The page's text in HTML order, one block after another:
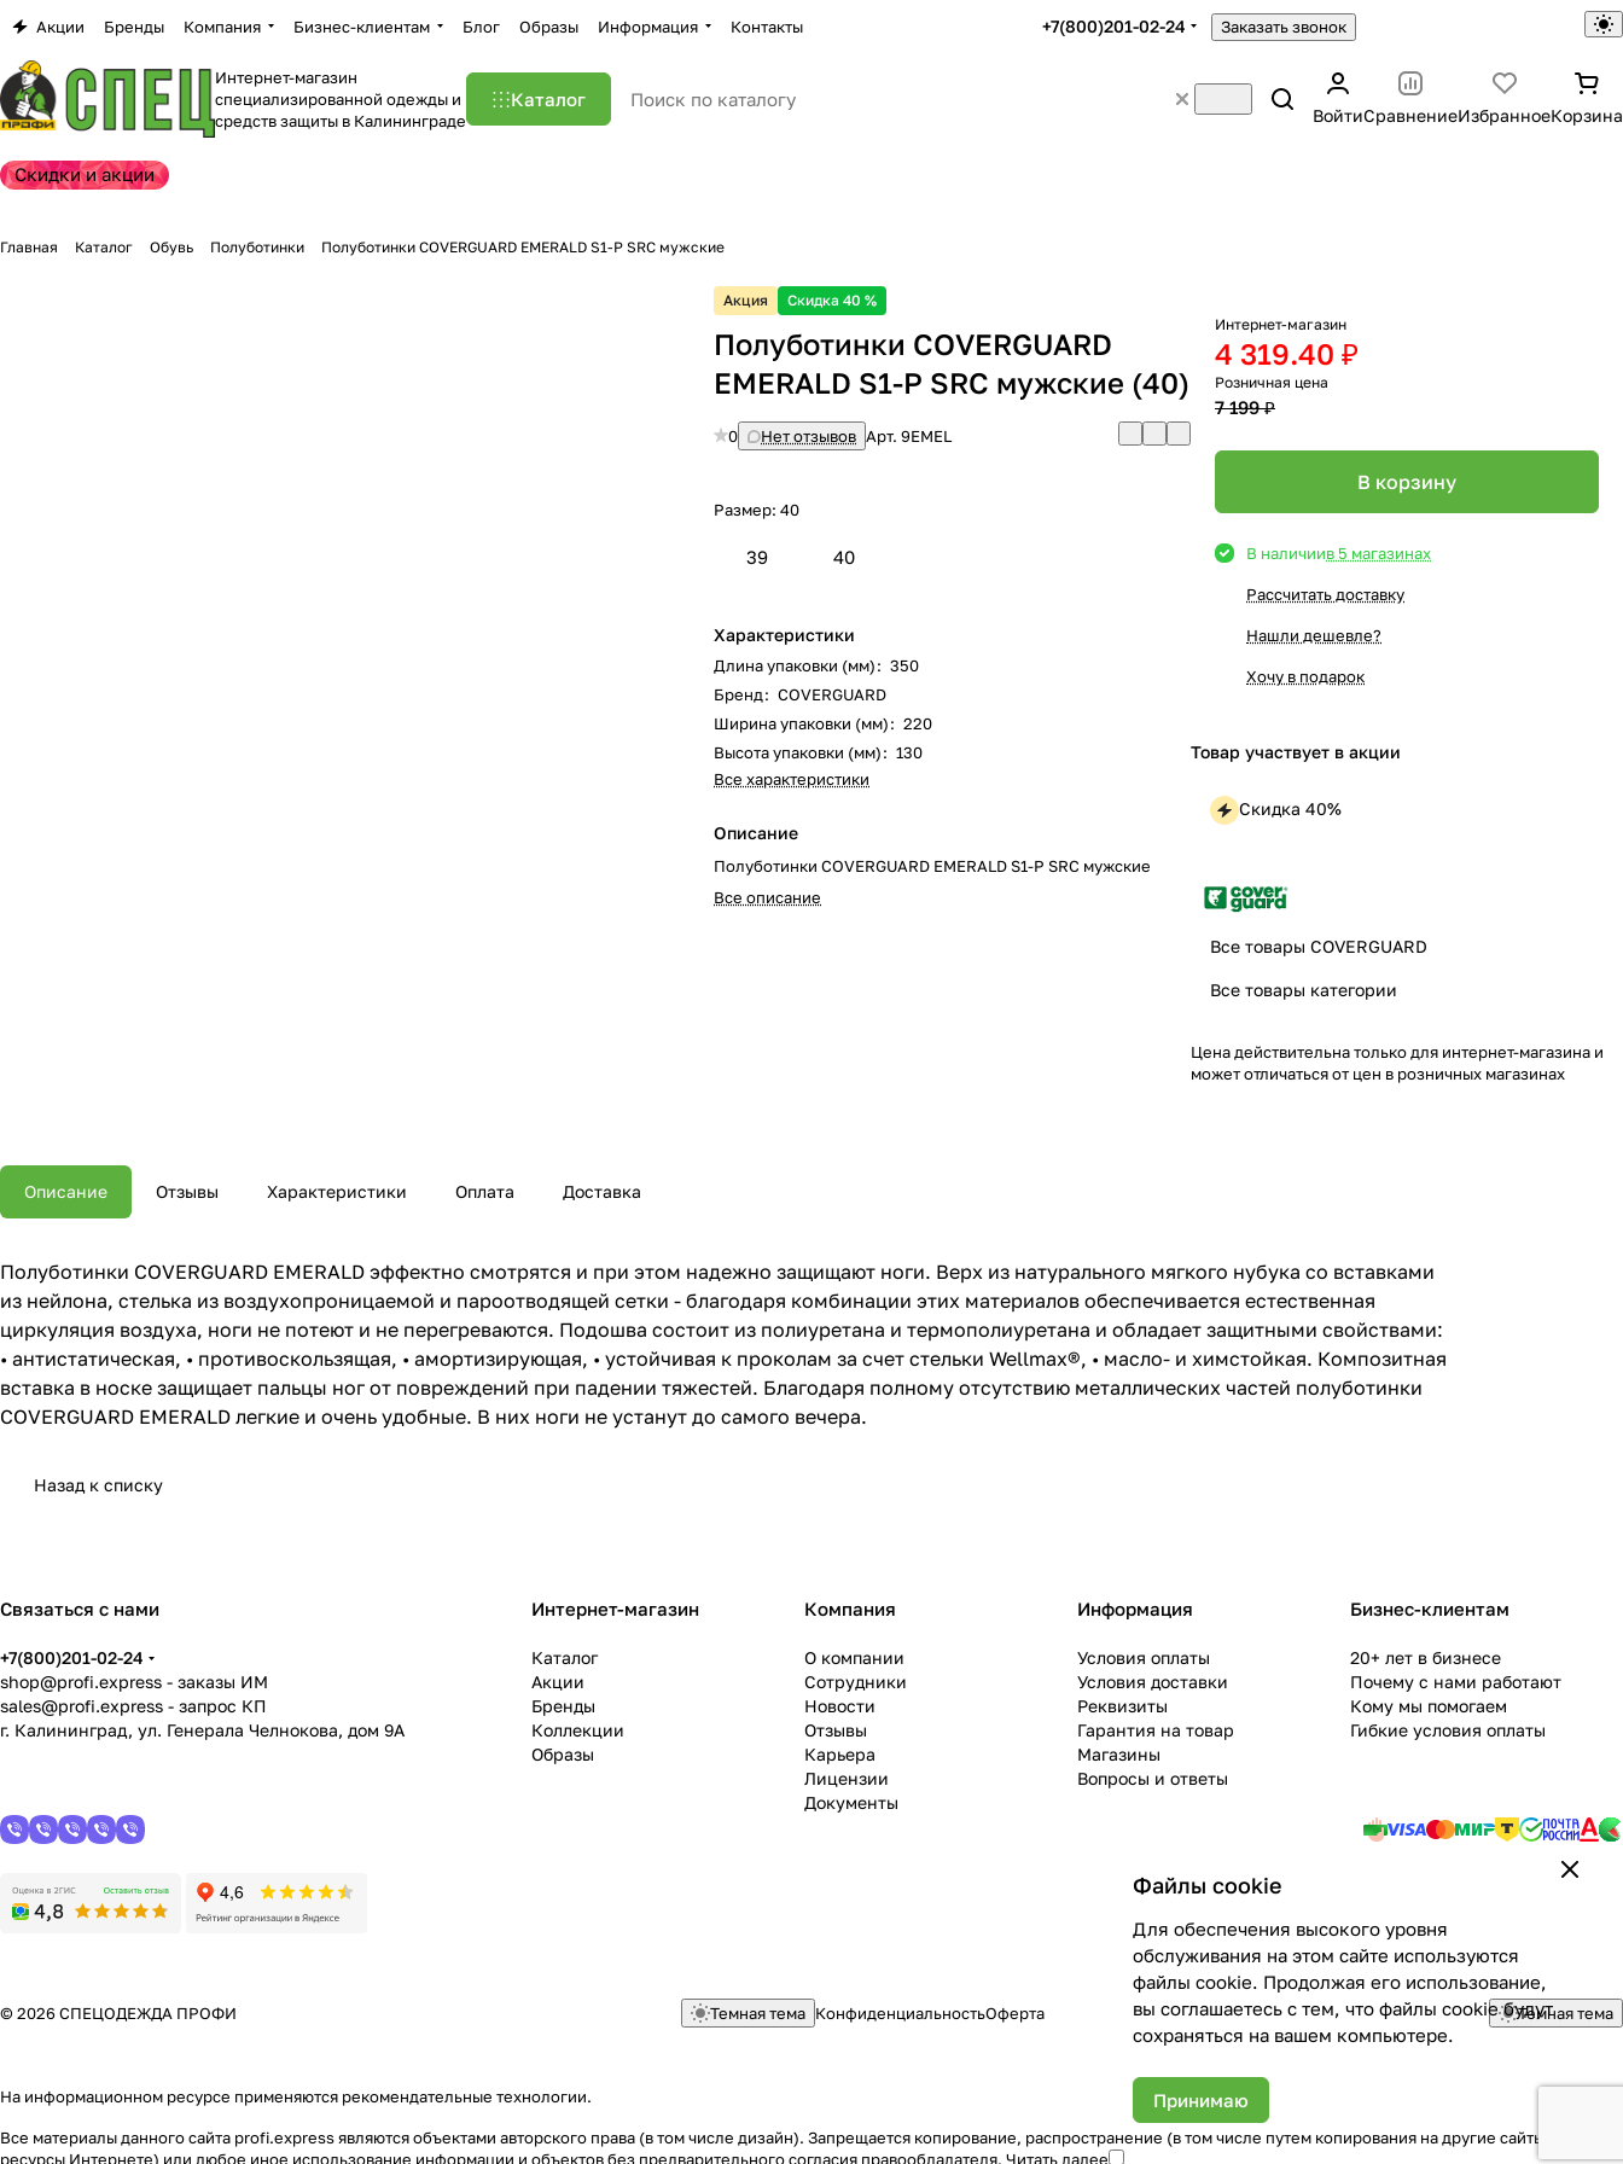
Акции Бренды Компания Бизнес-клиентам Блог Образы Информация Контакты +7(800)201-02-24 Заказать звонок
Интернет-магазин
специализированной одежды и
средств защиты в Калининграде
Каталог
ВойтиСравнениеИзбранноеКорзина
Скидки и акции
Главная Каталог Обувь Полуботинки Полуботинки COVERGUARD EMERALD S1-P SRС мужские
Акция Скидка 40 %
Полуботинки COVERGUARD
EMERALD S1-P SRС мужские (40)
0 Нет отзывов Арт.9EMEL
Размер:40
39 40
Характеристики
Длина упаковки (мм): 350
Бренд: COVERGUARD
Ширина упаковки (мм): 220
Высота упаковки (мм): 130
Все характеристики
Описание
Полуботинки COVERGUARD EMERALD S1-P SRС мужские
Все описание
Интернет-магазин
4 319.40 ₽
Розничная цена
7 199 ₽
В корзину
В наличиив 5 магазинах
Рассчитать доставку
Нашли дешевле?
Хочу в подарок
Товар участвует в акции
Скидка 40%
Все товары COVERGUARD
Все товары категории
Цена действительна только для интернет-магазина и
может отличаться от цен в розничных магазинах
Описание Отзывы Характеристики Оплата Доставка
Полуботинки COVERGUARD EMERALD эффектно смотрятся и при этом надежно защищают ноги. Верх из натурального мягкого нубука со вставками
из нейлона, стелька из воздухопроницаемой и пароотводящей сетки - благодаря комбинации этих материалов обеспечивается естественная
циркуляция воздуха, ноги не потеют и не перегреваются. Подошва состоит из полиуретана и термополиуретана и обладает защитными свойствами:
• антистатическая, • противоскользящая, • амортизирующая, • устойчивая к проколам за счет стельки Wellmax®, • масло- и химстойкая. Композитная
вставка в носке защищает пальцы ног от повреждений при падении тяжестей. Благодаря полному отсутствию металлических частей полуботинки
COVERGUARD EMERALD легкие и очень удобные. В них ноги не устанут до самого вечера.
Назад к списку
Связаться с нами
+7(800)201-02-24
shop@profi.express - заказы ИМ
sales@profi.express - запрос КП
г. Калининград, ул. Генерала Челнокова, дом 9A
Интернет-магазин
Каталог
Акции
Бренды
Коллекции
Образы
Компания
О компании
Сотрудники
Новости
Отзывы
Карьера
Лицензии
Документы
Информация
Условия оплаты
Условия доставки
Реквизиты
Гарантия на товар
Магазины
Вопросы и ответы
Бизнес-клиентам
20+ лет в бизнесе
Почему с нами работают
Кому мы помогаем
Гибкие условия оплаты
© 2026 СПЕЦОДЕЖДА ПРОФИ Темная тема КонфиденциальностьОферта Темная тема
На информационном ресурсе применяются рекомендательные технологии.
Все материалы данного сайта profi.express являются объектами авторского права (в том числе дизайн). Запрещается копирование, распространение (в том числе путем копирования на другие сайты и
ресурсы Интернете) или любое иное использование информации и объектов без предварительного согласия правообладателя. Читать далее
Файлы cookie
Для обеспечения высокого уровня
обслуживания на этом сайте используются
файлы cookie. Продолжая его использование,
вы соглашаетесь с тем, что файлы cookie будут
сохраняться на вашем компьютере.
Принимаю